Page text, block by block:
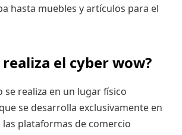
hasta muebles y artículos para el
realiza el cyber wow?
se realiza en un lugar físico
se desarrolla exclusivamente en
las plataformas de comercio